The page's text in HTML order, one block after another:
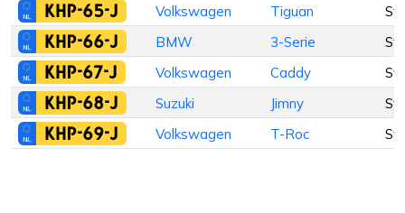
KHP-65-J Volkswagen Tiguan
KHP-66-J BMW 3-Serie
KHP-67-J Volkswagen Caddy
KHP-68-J Suzuki Jimny
KHP-69-J Volkswagen T-Roc